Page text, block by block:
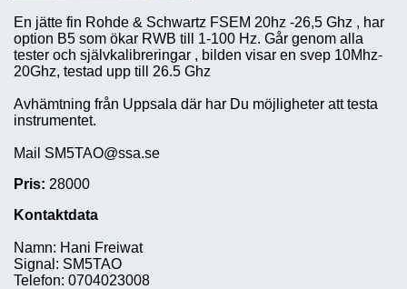
En jätte fin Rohde & Schwartz FSEM 20hz -26,5 Ghz , har
option B5 som ökar RWB till 1-100 Hz. Går genom alla
tester och självkalibreringar , bilden visar en svep 10Mhz-
20Ghz, testad upp till 26.5 Ghz
Avhämtning från Uppsala där har Du möjligheter att testa
instrumentet.
Mail SM5TAO@ssa.se
Pris: 28000
Kontaktdata
Namn: Hani Freiwat
Signal: SM5TAO
Telefon: 0704023008